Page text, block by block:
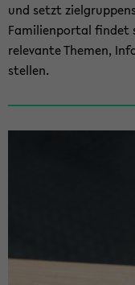
und setzt
Fa­mi­li­en­por­tal fin­det
re­le­van­te The­men,
stel­len.